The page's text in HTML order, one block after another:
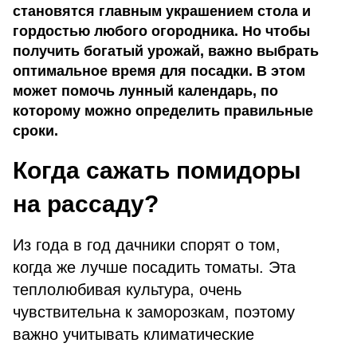
становятся главным украшением стола и
гордостью любого огородника. Но чтобы
получить богатый урожай, важно выбрать
оптимальное время для посадки. В этом
может помочь лунный календарь, по
которому можно определить правильные
сроки.
Когда сажать помидоры
на рассаду?
Из года в год дачники спорят о том,
когда же лучше посадить томаты. Эта
теплолюбивая культура, очень
чувствительна к заморозкам, поэтому
важно учитывать климатические